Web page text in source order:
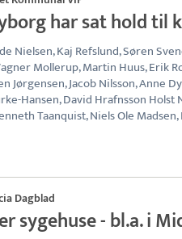
har sat hold til
Nielsen, Kaj Refslund, Søren
Mollerup, Martin Huus, Erik
Jørgensen, Jacob Nilsson, Anne
Hansen, David Hrafnsson Holst
Taanquist, Niels Ole
Dagblad
sygehuse - bl.a. i